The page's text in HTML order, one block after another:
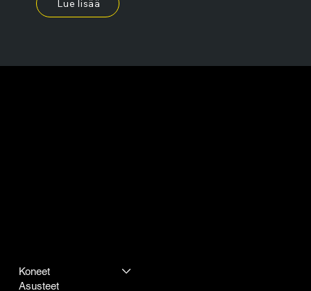
Lue lisää
Koneet
Asusteet